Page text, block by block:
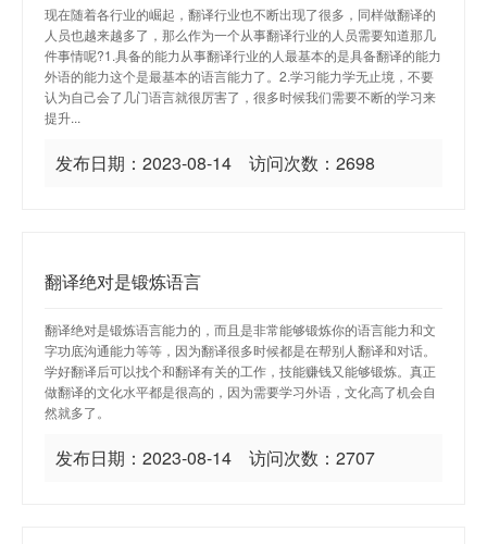
现在随着各行业的崛起，翻译行业也不断出现了很多，同样做翻译的
人员也越来越多了，那么作为一个从事翻译行业的人员需要知道那几
件事情呢?1.具备的能力从事翻译行业的人最基本的是具备翻译的能力
外语的能力这个是最基本的语言能力了。2.学习能力学无止境，不要
认为自己会了几门语言就很厉害了，很多时候我们需要不断的学习来
提升...
发布日期：2023-08-14 访问次数：2698
翻译绝对是锻炼语言
翻译绝对是锻炼语言能力的，而且是非常能够锻炼你的语言能力和文
字功底沟通能力等等，因为翻译很多时候都是在帮别人翻译和对话。
学好翻译后可以找个和翻译有关的工作，技能赚钱又能够锻炼。真正
做翻译的文化水平都是很高的，因为需要学习外语，文化高了机会自
然就多了。
发布日期：2023-08-14 访问次数：2707